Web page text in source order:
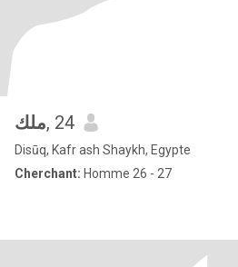
ملك, 24
Disūq, Kafr ash Shaykh, Egypte
Cherchant: Homme 26 - 27